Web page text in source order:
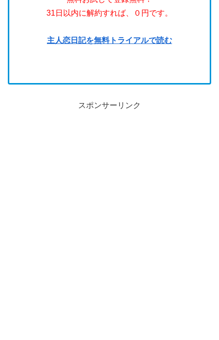
31日以内に解約すれば、０円です。
主人恋日記を無料トライアルで読む
スポンサーリンク